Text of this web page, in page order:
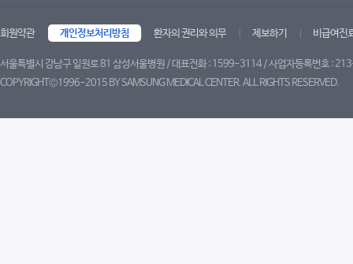
회원약관 개인정보처리방침 환자의 권리와 의무 제보하기 비급여진
서울특별시 강남구 일원로 81 삼성서울병원 / 대표전화 : 1599-3114 / 사업자등록번호 :
COPYRIGHT©1996-2015 BY SAMSUNG MEDICAL CENTER. ALL RIGHTS RESERVED.